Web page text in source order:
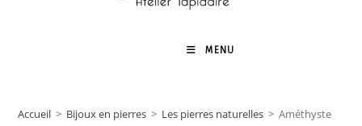
MENU
Accueil > Bijoux en pierres > Les pierres naturelles > Améthyste